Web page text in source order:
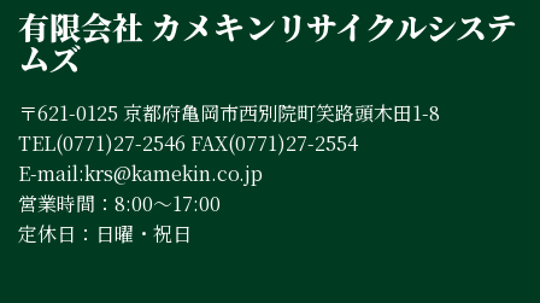
有限会社 カメキンリサイクルシステ
ムズ
〒621-0125 京都府亀岡市西別院町笑路頭木田1-8
TEL(0771)27-2546 FAX(0771)27-2554
E-mail:krs@kamekin.co.jp
営業時間：8:00～17:00
定休日：日曜・祝日